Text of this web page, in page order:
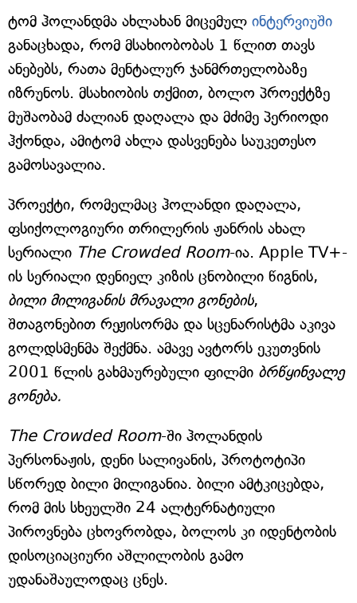
ტომ ჰოლანდმა ახლახან მიცემულ ინტერვიუში
განაცხადა, რომ მსახიობობას 1 წლით თავს
ანებებს, რათა მენტალურ ჯანმრთელობაზე
იზრუნოს. მსახიობის თქმით, ბოლო პროექტზე
მუშაობამ ძალიან დაღალა და მძიმე პერიოდი
ჰქონდა, ამიტომ ახლა დასვენება საუკეთესო
გამოსავალია.
პროექტი, რომელმაც ჰოლანდი დაღალა,
ფსიქოლოგიური თრილერის ჟანრის ახალ
სერიალი The Crowded Room-ია. Apple TV+-
ის სერიალი დენიელ კიზის ცნობილი წიგნის,
ბილი მილიგანის მრავალი გონების,
შთაგონებით რეჟისორმა და სცენარისტმა აკივა
გოლდსმენმა შექმნა. ამავე ავტორს ეკუთვნის
2001 წლის გახმაურებული ფილმი ბრწყინვალე
გონება.
The Crowded Room-ში ჰოლანდის
პერსონაჟის, დენი სალივანის, პროტოტიპი
სწორედ ბილი მილიგანია. ბილი ამტკიცებდა,
რომ მის სხეულში 24 ალტერნატიული
პიროვნება ცხოვრობდა, ბოლოს კი იდენტობის
დისოციაციური აშლილობის გამო
უდანაშაულოდაც ცნეს.